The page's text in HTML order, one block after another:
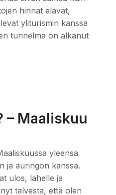
hinnat elävät,
yliturismin kanssa
tunnelma on alkanut
– Maaliskuu
yleensä
ja auringon kanssa.
ulos, lähelle ja
talvesta, että olen